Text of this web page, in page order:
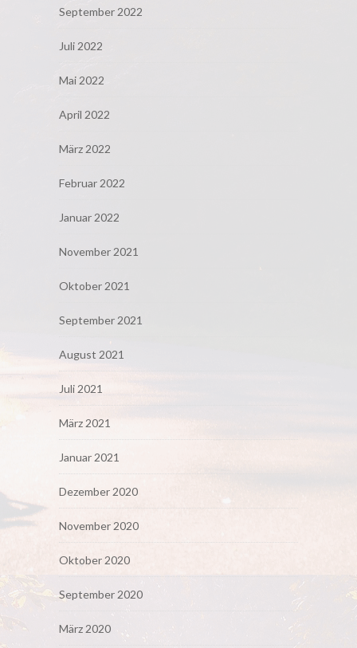
September 2022
Juli 2022
Mai 2022
April 2022
März 2022
Februar 2022
Januar 2022
November 2021
Oktober 2021
September 2021
August 2021
Juli 2021
März 2021
Januar 2021
Dezember 2020
November 2020
Oktober 2020
September 2020
März 2020